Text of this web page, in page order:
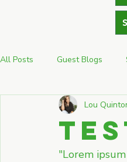
All Posts Guest Blogs
Lou
"Lorem